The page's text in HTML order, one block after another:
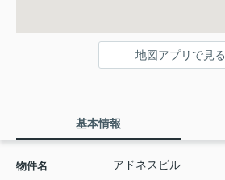
地図アプリで見る
基本情報
物件名 アドネスビル